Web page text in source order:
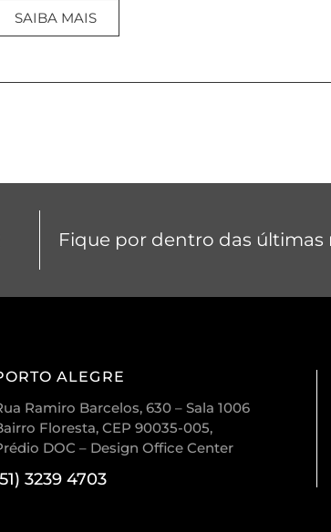
SAIBA MAIS
Fique por dentro das últimas
ALEGRE
Ramiro Barcelos, 630 – Sala 1006
Floresta, CEP 90035-005,
DOC – Design Office Center
3239 4703